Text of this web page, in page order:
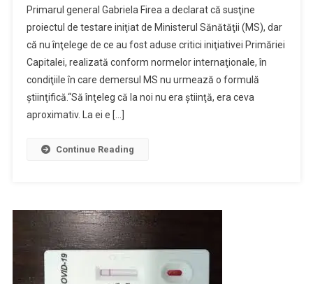
Primarul general Gabriela Firea a declarat că susţine
proiectul de testare iniţiat de Ministerul Sănătăţii (MS), dar
că nu înţelege de ce au fost aduse critici iniţiativei Primăriei
Capitalei, realizată conform normelor internaţionale, în
condiţiile în care demersul MS nu urmează o formulă
ştiinţifică.“Să înţeleg că la noi nu era ştiinţă, era ceva
aproximativ. La ei e […]
Continue Reading